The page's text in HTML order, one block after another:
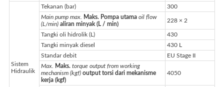
Sistem
Hidraulik
Tekanan (bar)
300
Main pump max. Maks. Pompa utama oil flow
(L/min) aliran minyak (L / min)
228 × 2
Tangki oli hidrolik (L)
430
Tangki minyak diesel
430 L
Standar debit
EU Stage II
Max. Maks. torque output from working
mechanism (kgf) output torsi dari mekanisme
kerja (kgf)
4050